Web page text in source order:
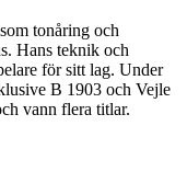
tonåring och
Hans teknik och
för sitt lag. Under
B 1903 och Vejle
vann flera titlar.